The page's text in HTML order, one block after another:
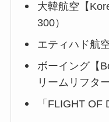
大韓航空【
300）
エティハド航
ボーイング【
リームリフター
「FLIGHT OF